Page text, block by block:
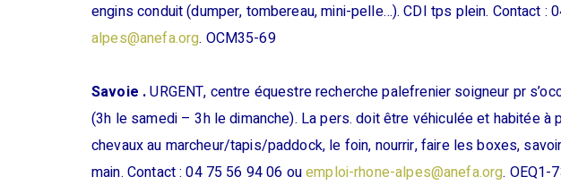
engins conduit (dumper, tombereau, mini-pelle…). CDI tps plein. Contact :
alpes@anefa.org. OCM35-69
Savoie .URGENT, centre équestre recherche palefrenier soigneur pr
(3h le samedi – 3h le dimanche). La pers. doit être véhiculée et habitée à
chevaux au marcheur/tapis/paddock, le foin, nourrir, faire les boxes,
main. Contact : 04 75 56 94 06 ouemploi-rhone-alpes@anefa.org. OEQ1-